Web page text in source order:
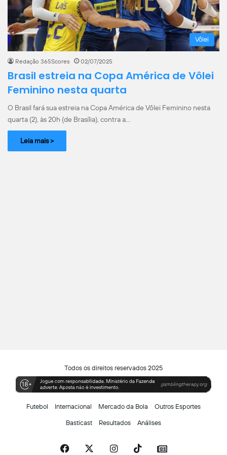
Vôlei
Redação 365Scores 02/07/2025
Brasil estreia na Copa América de Vôlei
Feminino nesta quarta
O Brasil fará sua estreia na Copa América de Vôlei Feminino nesta
quarta (2), às 20h (de Brasília), contra a…
Leia mais >
Todos os direitos reservados 2025
Futebol Internacional Mercado da Bola Outros Esportes
Basticast Resultados Análises
Facebook InstagramTikTokSiga-